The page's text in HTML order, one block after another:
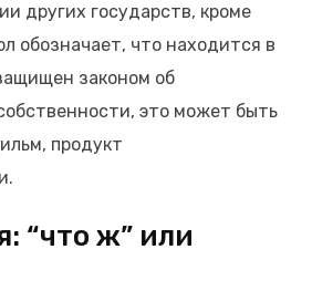
других государств, кроме
обозначает, что находится в
законом об
это может быть
продукт
“что ж” или